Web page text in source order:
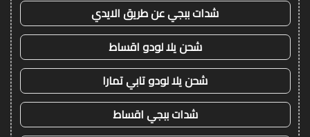
شدات ببجي عن طريق الايدي
شحن يلا لودو اقساط
شحن يلا لودو تابي تمارا
شدات ببجي اقساط